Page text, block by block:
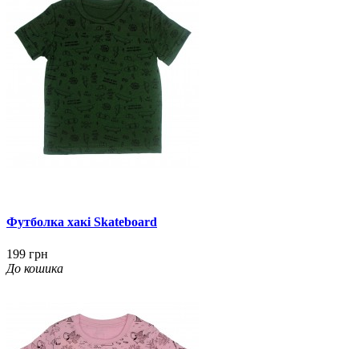
Футболка хакі Skateboard
199 грн
До кошика